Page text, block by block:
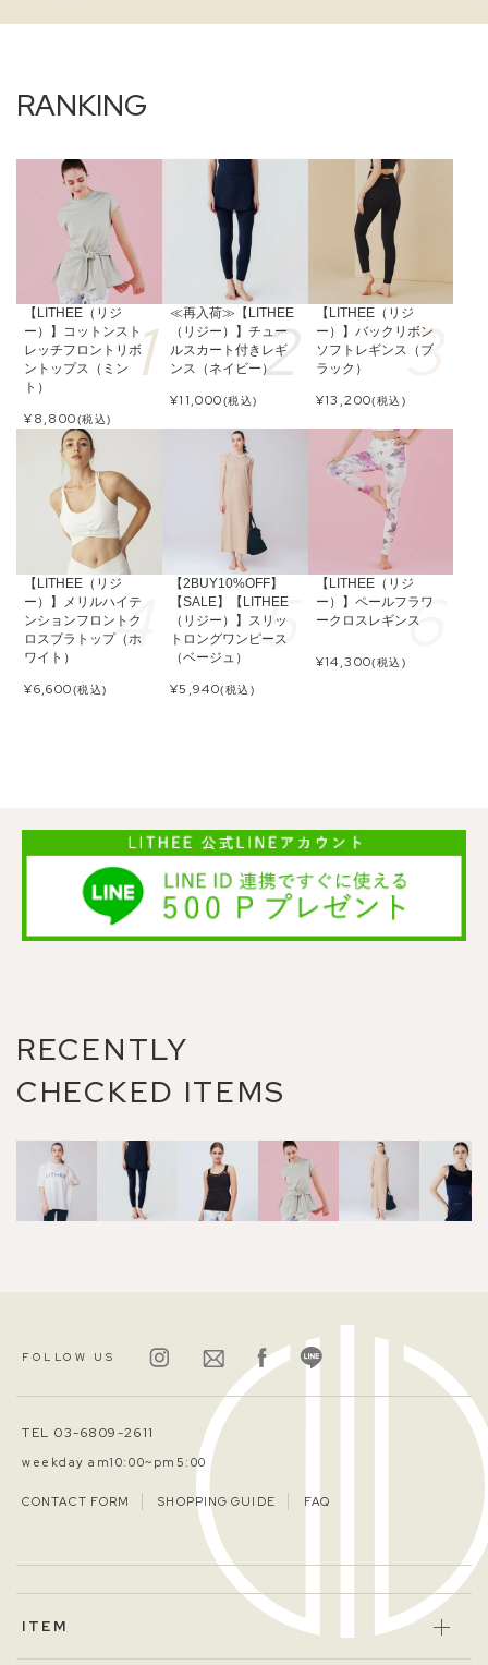
【LITHEE（リジ
ー）】コットンスト
レッチフロントリボ
ントップス（ミン
ト）
¥8,800(税込)
≪再入荷≫【LITHEE
（リジー）】チュー
ルスカート付きレギ
ンス（ネイビー）
¥11,000(税込)
【LITHEE（リジ
ー）】バックリボン
ソフトレギンス（ブ
ラック）
¥13,200(税込)
【LITHEE（リジ
ー）】メリルハイテ
ンションフロントク
ロスブラトップ（ホ
ワイト）
¥6,600(税込)
【2BUY10%OFF】
【SALE】【LITHEE
（リジー）】スリッ
トロングワンピース
（ベージュ）
¥5,940(税込)
【LITHEE（リジ
ー）】ペールフラワ
ークロスレギンス
¥14,300(税込)
RECENTLY
CHECKED ITEMS
FOLLOW US
TEL 03-6809-2611
weekday am10:00~pm5:00
CONTACT FORM SHOPPING GUIDE FAQ
ITEM